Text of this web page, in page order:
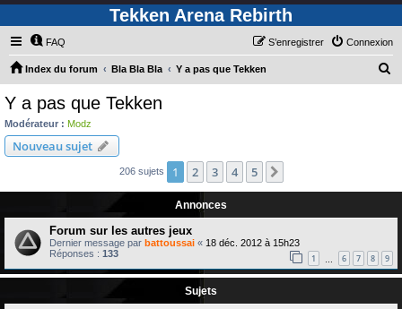
Tekken Arena Rebirth
FAQ Connexion
S’enregistrer
Index du forum Bla Bla Bla Y a pas que Tekken
h
Y a pas que Tekken
Modérateur : Modz
Nouveau sujet
206 sujets 1 2 3 4 5
Annonces
Forum sur les autres jeux
Dernier message par battoussai « 18 déc. 2012 à 15h23
Réponses : 133 1 6 7 8 9
Sujets